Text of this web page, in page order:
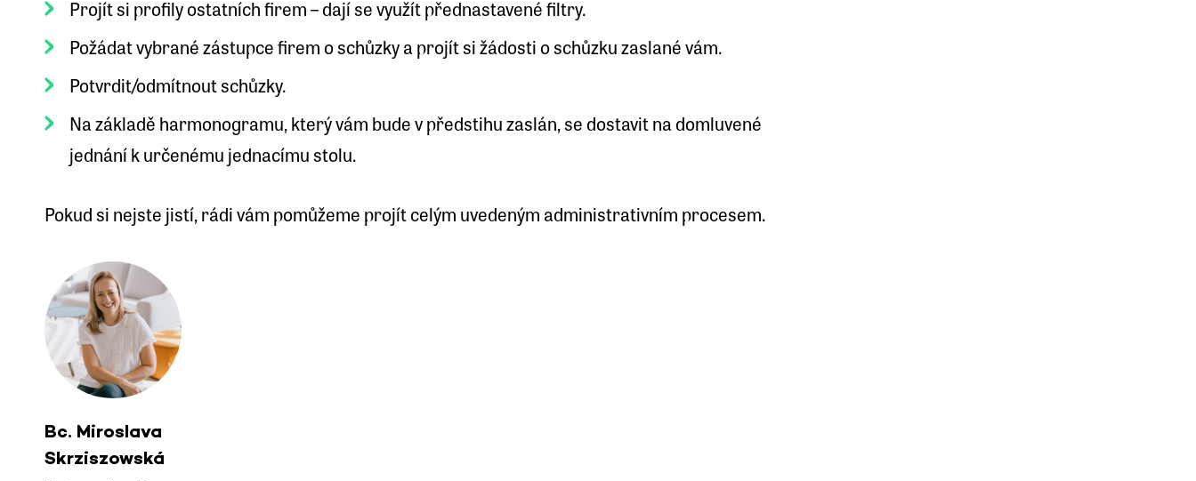
Projít si profily ostatních firem – dají se využít přednastavené filtry.
Požádat vybrané zástupce firem o schůzky a projít si žádosti o schůzku zaslané vám.
Potvrdit/odmítnout schůzky.
Na základě harmonogramu, který vám bude v předstihu zaslán, se dostavit na domluvené
jednání k určenému jednacímu stolu.
Pokud si nejste jistí, rádi vám pomůžeme projít celým uvedeným administrativním procesem.
Bc. Miroslava
Skrziszowská